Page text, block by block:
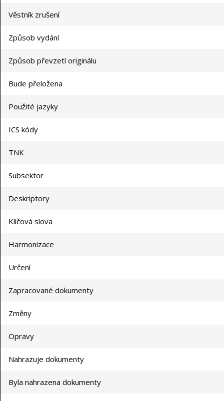
Věstník zrušení
Způsob vydání
Způsob převzetí originálu
Bude přeložena
Použité jazyky
ICS kódy
TNK
Subsektor
Deskriptory
Klíčová slova
Harmonizace
Určení
Zapracované dokumenty
Změny
Opravy
Nahrazuje dokumenty
Byla nahrazena dokumenty